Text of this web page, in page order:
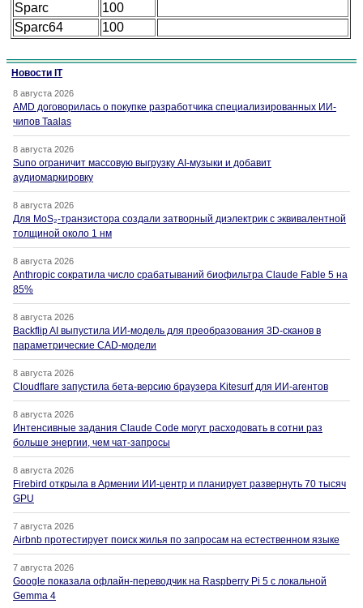
Sparc
100
Sparc64
100
Новости IT
8 августа 2026
AMD договорилась о покупке разработчика специализированных ИИ-
чипов Taalas
8 августа 2026
Suno ограничит массовую выгрузку AI-музыки и добавит
аудиомаркировку
8 августа 2026
Для MoS₂-транзистора создали затворный диэлектрик с эквивалентной
толщиной около 1 нм
8 августа 2026
Anthropic сократила число срабатываний биофильтра Claude Fable 5 на
85%
8 августа 2026
Backflip AI выпустила ИИ-модель для преобразования 3D-сканов в
параметрические CAD-модели
8 августа 2026
Cloudflare запустила бета-версию браузера Kitesurf для ИИ-агентов
8 августа 2026
Интенсивные задания Claude Code могут расходовать в сотни раз
больше энергии, чем чат-запросы
8 августа 2026
Firebird открыла в Армении ИИ-центр и планирует развернуть 70 тысяч
GPU
7 августа 2026
Airbnb протестирует поиск жилья по запросам на естественном языке
7 августа 2026
Google показала офлайн-переводчик на Raspberry Pi 5 с локальной
Gemma 4